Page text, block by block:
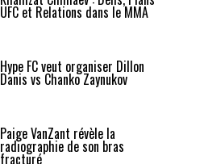
UFC et Relations dans le MMA
Hype FC veut organiser Dillon
Danis vs Chanko Zaynukov
Paige VanZant révèle la
radiographie de son bras
fracturé